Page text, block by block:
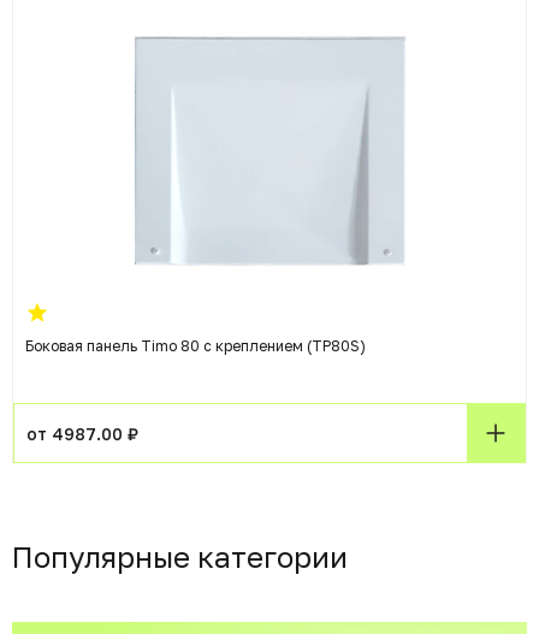
Боковая панель Timo 80 с креплением (TP80S)
от 4987.00 ₽
Популярные категории